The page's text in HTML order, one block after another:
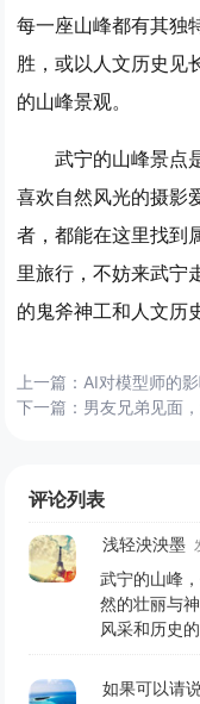
每一座山峰都有其独
胜，或以人文历史见
的山峰景观。
武宁的山峰景点
喜欢自然风光的摄影
者，都能在这里找到
里旅行，不妨来武宁
的鬼斧神工和人文历
上一篇： AI对模型师的
下一篇： 男友兄弟见面
评论列表
浅轻泱泱墨
武宁的山峰
然的壮丽与
风采和历史
如果可以请